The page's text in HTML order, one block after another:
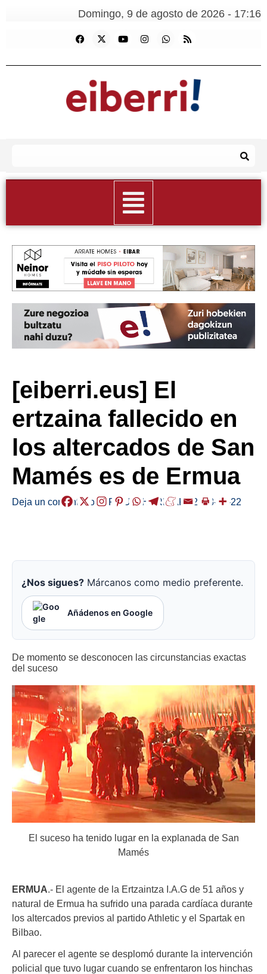
Domingo, 9 de agosto de 2026 - 17:16
[eiberri.eus] El
ertzaina fallecido en
los altercados de San
Mamés es de Ermua
Deja un comentario /ERMUA, HERRIAK/2018-02-22
¿Nos sigues? Márcanos como medio preferente.
Añádenos en Google
De momento se desconocen las circunstancias exactas
del suceso
El suceso ha tenido lugar en la explanada de San
Mamés
ERMUA.- El agente de la Ertzaintza I.A.G de 51 años y
natural de Ermua ha sufrido una parada cardíaca durante
los altercados previos al partido Athletic y el Spartak en
Bilbao.
Al parecer el agente se desplomó durante la intervención
policial que tuvo lugar cuando se enfrentaron los hinchas